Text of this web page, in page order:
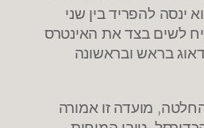
להפריד בין שני
לשים בצד את האינטרס
בראש ובראשונה
מועדה זו אמורה